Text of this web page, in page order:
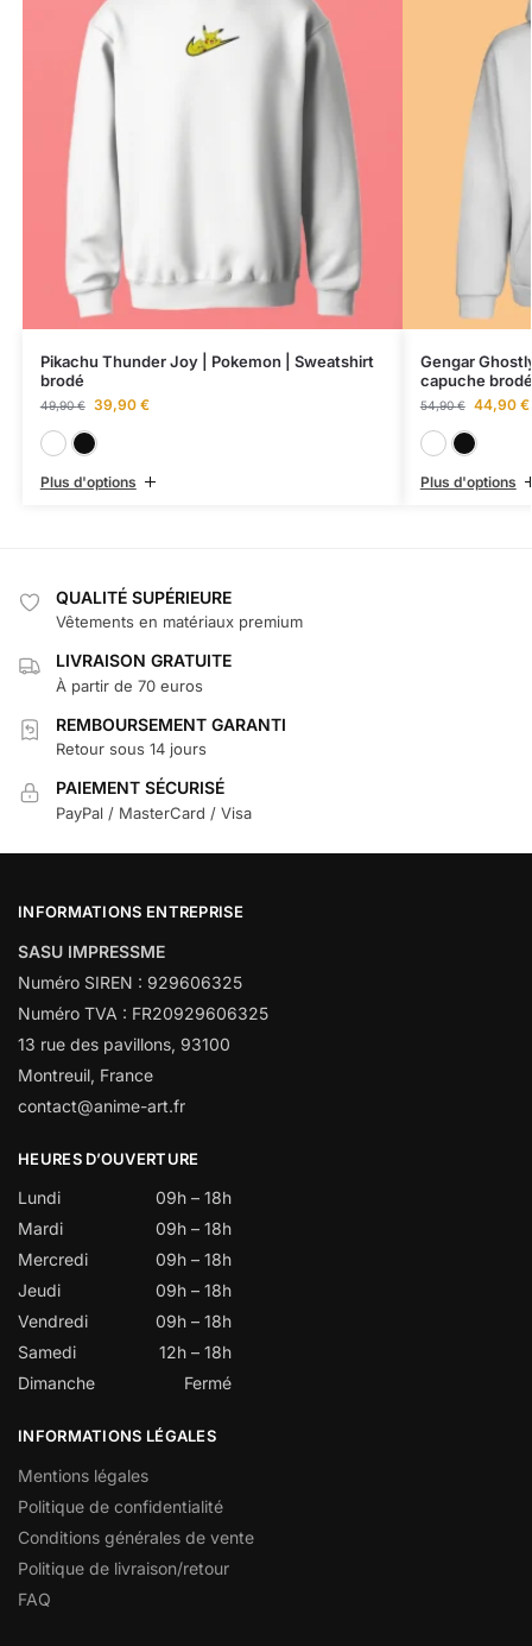
Pikachu Thunder Joy | Pokemon | Sweatshirt
brodé
49,90€ 39,90 €
Plus d'options
Gengar
capuche brodé
54,90€ 44,90 €
Plus d'options
QUALITÉ SUPÉRIEURE
Vêtements en matériaux premium
LIVRAISON GRATUITE
À partir de 70 euros
REMBOURSEMENT GARANTI
Retour sous 14 jours
PAIEMENT SÉCURISÉ
PayPal / MasterCard / Visa
INFORMATIONS ENTREPRISE
SASU IMPRESSME
Numéro SIREN : 929606325
Numéro TVA : FR20929606325
13 rue des pavillons, 93100
Montreuil, France
contact@anime-art.fr
HEURES D’OUVERTURE
Lundi
09h – 18h
Mardi
09h – 18h
Mercredi
09h – 18h
Jeudi
09h – 18h
Vendredi
09h – 18h
Samedi
12h – 18h
Dimanche
Fermé
INFORMATIONS LÉGALES
Mentions légales
Politique de confidentialité
Conditions générales de vente
Politique de livraison/retour
FAQ